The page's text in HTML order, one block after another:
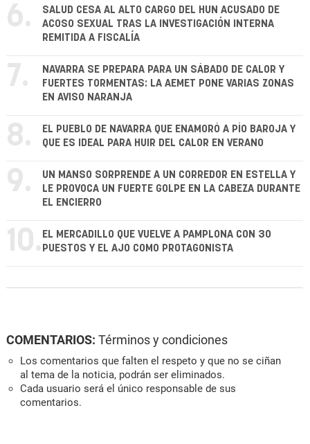
6.
SALUD CESA AL ALTO CARGO DEL HUN ACUSADO DE
ACOSO SEXUAL TRAS LA INVESTIGACIÓN INTERNA
REMITIDA A FISCALÍA
7.
NAVARRA SE PREPARA PARA UN SÁBADO DE CALOR Y
FUERTES TORMENTAS: LA AEMET PONE VARIAS ZONAS
EN AVISO NARANJA
8.
EL PUEBLO DE NAVARRA QUE ENAMORÓ A PÍO BAROJA Y
QUE ES IDEAL PARA HUIR DEL CALOR EN VERANO
9.
UN MANSO SORPRENDE A UN CORREDOR EN ESTELLA Y
LE PROVOCA UN FUERTE GOLPE EN LA CABEZA DURANTE
EL ENCIERRO
10. EL MERCADILLO QUE VUELVE A PAMPLONA CON 30
PUESTOS Y EL AJO COMO PROTAGONISTA
COMENTARIOS: Términos y condiciones
Los comentarios que falten el respeto y que no se ciñan
al tema de la noticia, podrán ser eliminados.
Cada usuario será el único responsable de sus
comentarios.